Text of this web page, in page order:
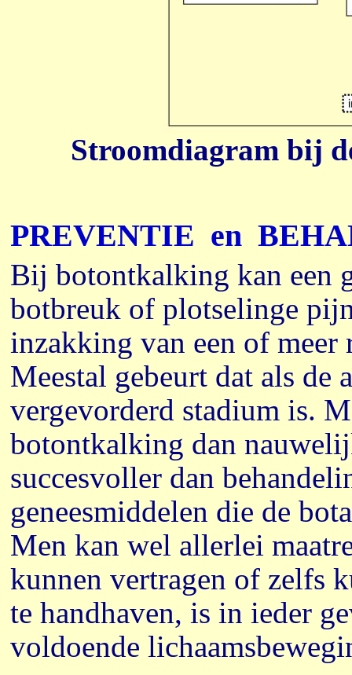
Stroomdiagram bij
PREVENTIE en
Bij botontkalking kan een
botbreuk of plotselinge
inzakking van een of meer
Meestal gebeurt dat als de
vergevorderd stadium is.
botontkalking dan
succesvoller dan
geneesmiddelen die de
Men kan wel allerlei
kunnen vertragen of zelfs
te handhaven, is in ieder
voldoende